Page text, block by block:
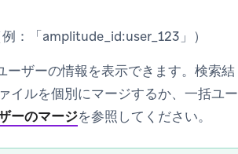
：「amplitude_id:user_123」）
ーザーの情報を表示できます。検索結
イルを個別にマージするか、一括ユー
ーのマージを参照してください。